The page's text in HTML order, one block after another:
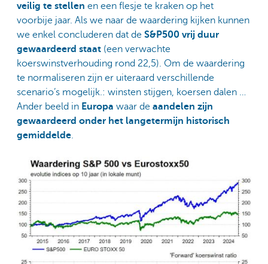
veilig te stellen en een flesje te kraken op het
voorbije jaar. Als we naar de waardering kijken kunnen
we enkel concluderen dat de S&P500 vrij duur
gewaardeerd staat (een verwachte
koerswinstverhouding rond 22,5). Om de waardering
te normaliseren zijn er uiteraard verschillende
scenario’s mogelijk.: winsten stijgen, koersen dalen …
Ander beeld in Europa waar de aandelen zijn
gewaardeerd onder het langetermijn historisch
gemiddelde.